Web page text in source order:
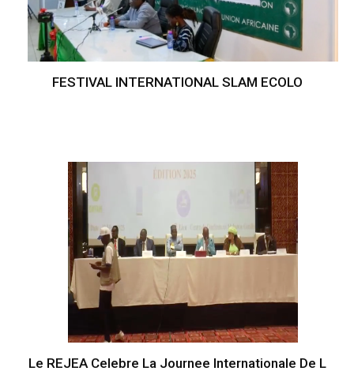
FESTIVAL INTERNATIONAL SLAM ECOLO
Le REJEA Celebre La Journee Internationale De L